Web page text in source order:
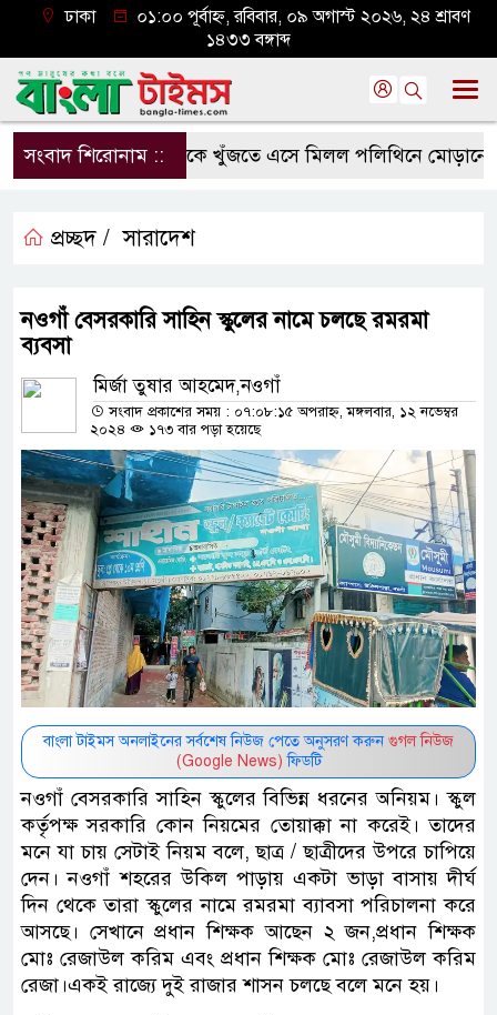
ঢাকা
০১:০০ পূর্বাহ্ন, রবিবার, ০৯ অগাস্ট ২০২৬, ২৪ শ্রাবণ
১৪৩৩ বঙ্গাব্দ
সংবাদ শিরোনাম ::মাকে খুঁজতে এসে মিলল পলিথিনে মোড়ানো
প্রচ্ছদ / সারাদেশ
নওগাঁ বেসরকারি সাহিন স্কুলের নামে চলছে রমরমা
ব্যবসা
মির্জা তুষার আহমেদ,নওগাঁ
সংবাদ প্রকাশের সময় : ০৭:০৮:১৫ অপরাহ্ন, মঙ্গলবার, ১২ নভেম্বর
২০২৪
১৭৩ বার পড়া হয়েছে
বাংলা টাইমস অনলাইনের সর্বশেষ নিউজ পেতে অনুসরণ করুন গুগল নিউজ
(Google News) ফিডটি
নওগাঁ বেসরকারি সাহিন স্কুলের বিভিন্ন ধরনের অনিয়ম। স্কুল
কর্তৃপক্ষ সরকারি কোন নিয়মের তোয়াক্কা না করেই। তাদের
মনে যা চায় সেটাই নিয়ম বলে, ছাত্র / ছাত্রীদের উপরে চাপিয়ে
দেন। নওগাঁ শহরের উকিল পাড়ায় একটা ভাড়া বাসায় দীর্ঘ
দিন থেকে তারা স্কুলের নামে রমরমা ব্যাবসা পরিচালনা করে
আসছে। সেখানে প্রধান শিক্ষক আছেন ২ জন,প্রধান শিক্ষক
মোঃ রেজাউল করিম এবং প্রধান শিক্ষক মোঃ রেজাউল করিম
রেজা।একই রাজ্যে দুই রাজার শাসন চলছে বলে মনে হয়।